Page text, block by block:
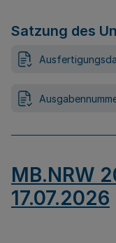
Satzung des
MB.NRW
17.07.2026